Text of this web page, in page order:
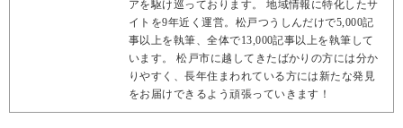
アを駆け巡っております。 地域情報に特化したサ
イトを9年近く運営。松戸つうしんだけで5,000記
事以上を執筆、全体で13,000記事以上を執筆して
います。 松戸市に越してきたばかりの方には分か
りやすく、長年住まわれている方には新たな発見
をお届けできるよう頑張っていきます！